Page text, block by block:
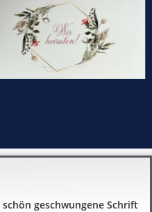
geschwungene Schrift